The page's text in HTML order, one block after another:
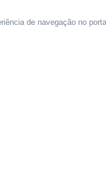
de navegação no